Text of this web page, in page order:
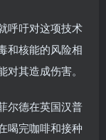
呼吁对这项技术
和核能的风险相
其造成伤害。
尔德在英国汉普
喝完咖啡和接种